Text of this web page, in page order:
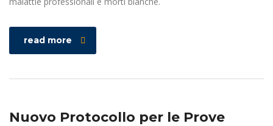
read more
Nuovo Protocollo per le Prove